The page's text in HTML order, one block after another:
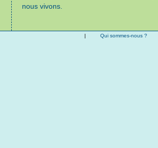
nous vivons.
| Qui sommes-nous ?